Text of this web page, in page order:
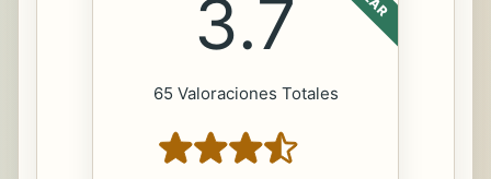
3.7
65 Valoraciones Totales